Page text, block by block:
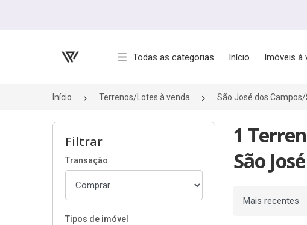
Página inicial
Todas as categorias Início Imóveis à
Início Terrenos/Lotes à venda São José dos Campos/
Filtrar
Transação
Tipos de imóvel
1
São
Ordenar por